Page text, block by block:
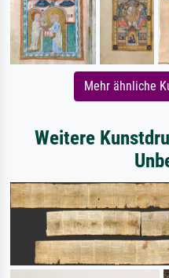
Mehr ähnliche
Weitere